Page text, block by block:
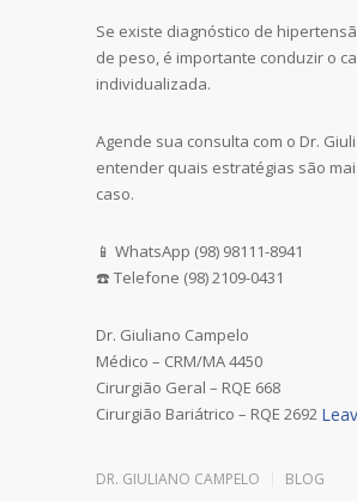
Se existe diagnóstico de
de peso, é importante conduzir o
individualizada.
Agende sua consulta com o Dr.
entender quais estratégias são
caso.
📱 WhatsApp (98) 98111-8941
☎️ Telefone (98) 2109-0431
Dr. Giuliano Campelo
Médico – CRM/MA 4450
Cirurgião Geral – RQE 668
Cirurgião Bariátrico – RQE 2692
DR. GIULIANO CAMPELO BLOG